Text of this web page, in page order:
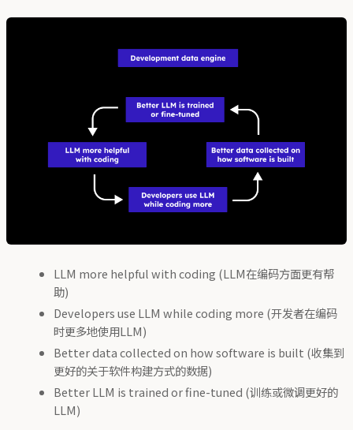
LLM more helpful with coding (LLM在编码方面更有帮
助)
Developers use LLM while coding more (开发者在编码
时更多地使用LLM)
Better data collected on how software is built (收集到
更好的关于软件构建方式的数据)
Better LLM is trained or fine-tuned (训练或微调更好的
LLM)